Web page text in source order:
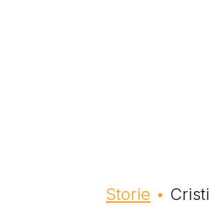
Briciole
Storie